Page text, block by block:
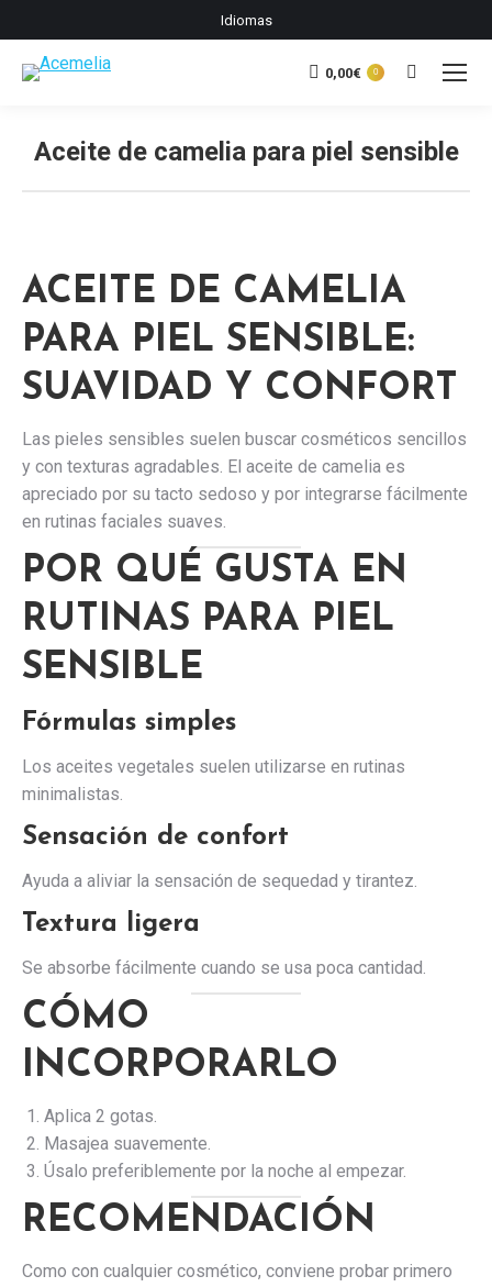
Idiomas
0,00€ 0 Buscar:
Aceite de camelia para piel sensible
ACEITE DE CAMELIA
PARA PIEL SENSIBLE:
SUAVIDAD Y CONFORT
Las pieles sensibles suelen buscar cosméticos sencillos
y con texturas agradables. El aceite de camelia es
apreciado por su tacto sedoso y por integrarse fácilmente
en rutinas faciales suaves.
POR QUÉ GUSTA EN
RUTINAS PARA PIEL
SENSIBLE
Fórmulas simples
Los aceites vegetales suelen utilizarse en rutinas
minimalistas.
Sensación de confort
Ayuda a aliviar la sensación de sequedad y tirantez.
Textura ligera
Se absorbe fácilmente cuando se usa poca cantidad.
CÓMO
INCORPORARLO
Aplica 2 gotas.
Masajea suavemente.
Úsalo preferiblemente por la noche al empezar.
RECOMENDACIÓN
Como con cualquier cosmético, conviene probar primero